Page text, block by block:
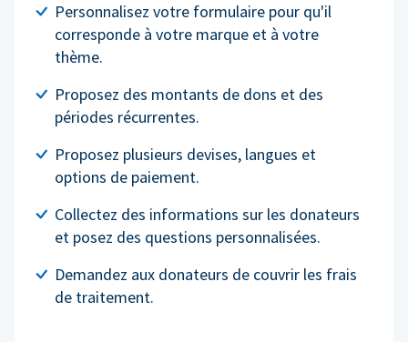
Personnalisez votre formulaire pour qu'il
corresponde à votre marque et à votre
thème.
Proposez des montants de dons et des
périodes récurrentes.
Proposez plusieurs devises, langues et
options de paiement.
Collectez des informations sur les donateurs
et posez des questions personnalisées.
Demandez aux donateurs de couvrir les frais
de traitement.